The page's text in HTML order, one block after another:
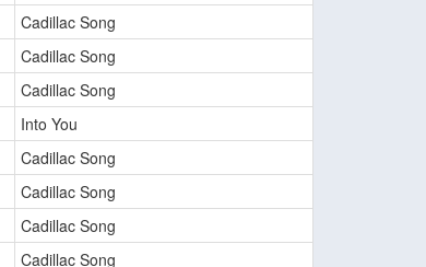
Cadillac Song
Cadillac Song
Cadillac Song
Into You
Cadillac Song
Cadillac Song
Cadillac Song
Cadillac Song